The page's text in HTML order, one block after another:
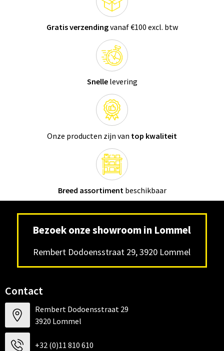
Gratis verzendingvanaf €100 excl. btw
Snellelevering
Onze producten zijn van top kwaliteit
Breed assortiment beschikbaar
Bezoek onze showroom in Lommel
Rembert Dodoensstraat 29, 3920 Lommel
Contact
Rembert Dodoensstraat 29
3920 Lommel
+32 (0)11 810 610